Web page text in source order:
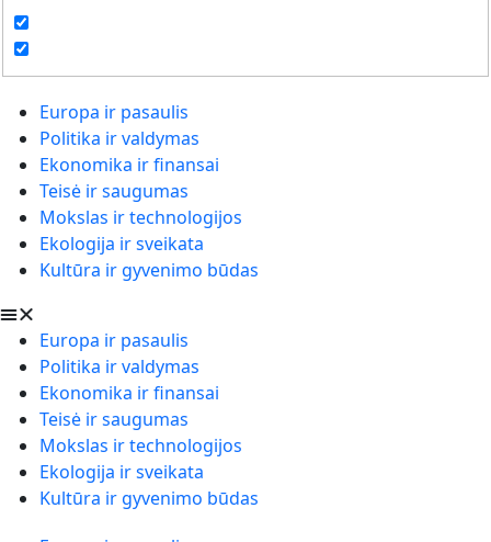
Europa ir pasaulis
Politika ir valdymas
Ekonomika ir finansai
Teisė ir saugumas
Mokslas ir technologijos
Ekologija ir sveikata
Kultūra ir gyvenimo būdas
Europa ir pasaulis
Politika ir valdymas
Ekonomika ir finansai
Teisė ir saugumas
Mokslas ir technologijos
Ekologija ir sveikata
Kultūra ir gyvenimo būdas